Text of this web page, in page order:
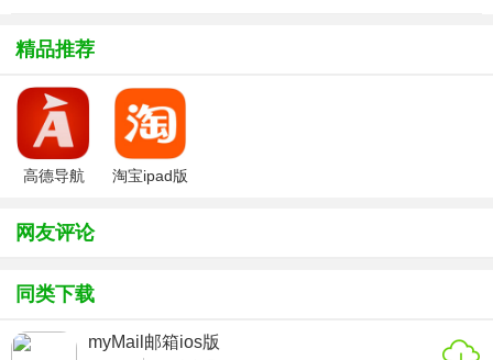
支持周报邮件、任务邮件等多种办公邮件格式，使用模板快
超大团队共享网盘，实时共享办公文件和奇思妙想。
团队通讯录，规范邮件收发，联系同事更便捷。
从求学求职到商务办公，多重身份转换，都有我们的陪伴。
给未来的自己写封信，跨越时间的陪伴，对未来多份期待，
通，还提供免费短信、语音通话功能，包含新闻、日志、审
批、钉盘等等，使沟通更高效，提高工作效率，感兴趣的小
精品推荐
高德导航
淘宝ipad版
网友评论
同类下载
myMail邮箱ios版